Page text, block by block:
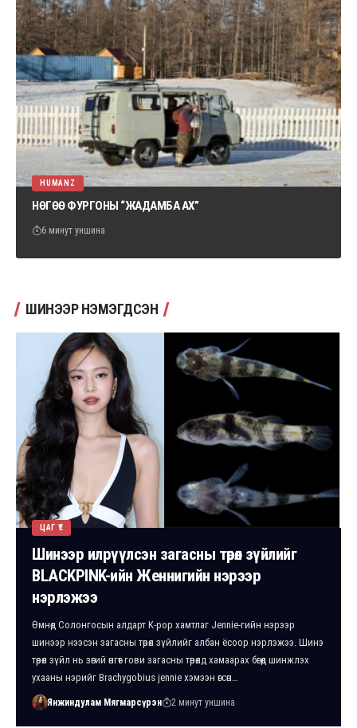
HUMANZ
НӨГӨӨ ФУРГОНЫ “ЖАДАМБА АХ”
6 минут уншина
ШИНЭЭР НЭМЭГДСЭН
ЦАГ ҮЕ
Шинээр илрүүлсэн загасны төрөл зүйлийг
BLACKPINK-ийн Женнигийн нэрээр
нэрлэжээ
Өмнөд Солонгосын алдарт K-pop хамтлаг Jennie-гийн нэрээр
шинээр нээсэн загасны төрөл зүйлийг албан ёсоор нэрлэжээ. Шинэ
төрөл зүйл нь зөгий өнгөт гови загасны төрөлд хамаарах бөгөөд шинжлэх
ухааны нэрийг Brachygobius jennie хэмээн өгсөн…
Янжиндулам Мягмарсүрэн 2 минут уншина